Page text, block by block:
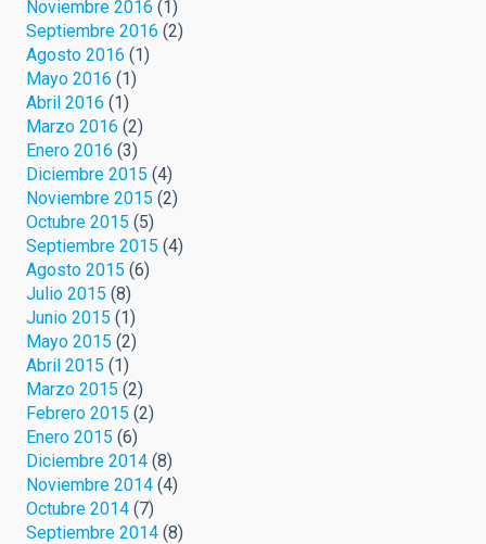
Noviembre 2016 (1)
Septiembre 2016 (2)
Agosto 2016 (1)
Mayo 2016 (1)
Abril 2016 (1)
Marzo 2016 (2)
Enero 2016 (3)
Diciembre 2015 (4)
Noviembre 2015 (2)
Octubre 2015 (5)
Septiembre 2015 (4)
Agosto 2015 (6)
Julio 2015 (8)
Junio 2015 (1)
Mayo 2015 (2)
Abril 2015 (1)
Marzo 2015 (2)
Febrero 2015 (2)
Enero 2015 (6)
Diciembre 2014 (8)
Noviembre 2014 (4)
Octubre 2014 (7)
Septiembre 2014 (8)